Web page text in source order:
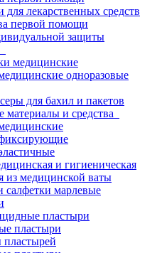
для лекарственных средств
первой помощи
защиты
медицинские
одноразовые
для бахил и пакетов
материалы и средства
и гигиеническая
из медицинской ваты
салфетки марлевые
пластыри
пластыри